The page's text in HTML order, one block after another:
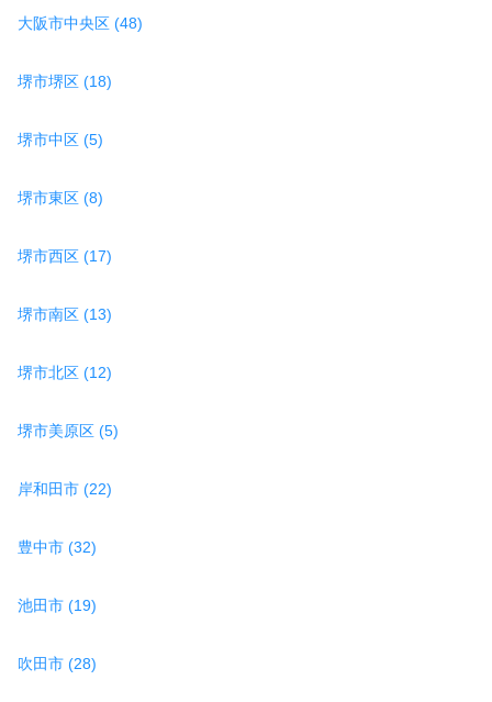
大阪市中央区 (48)
堺市堺区 (18)
堺市中区 (5)
堺市東区 (8)
堺市西区 (17)
堺市南区 (13)
堺市北区 (12)
堺市美原区 (5)
岸和田市 (22)
豊中市 (32)
池田市 (19)
吹田市 (28)